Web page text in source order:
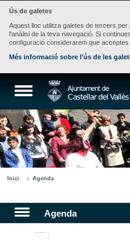
Ús de galetes
Aquest lloc utilitza galetes de tercers
l'anàlisi de la teva navegació. Si
configuració considerarem que acceptes
Més informació sobre l'ús de les
Inici Agenda
Agenda